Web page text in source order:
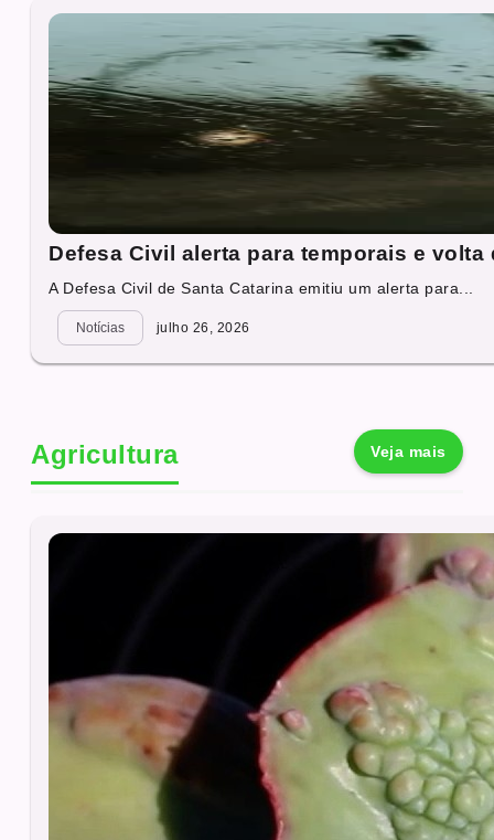
Defesa Civil alerta para temporais e
A Defesa Civil de Santa Catarina emitiu um alerta para...
Notícias julho 26, 2026
Agricultura Veja mais